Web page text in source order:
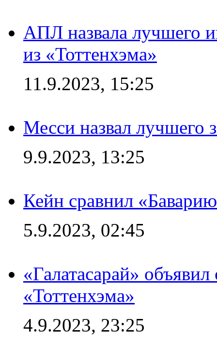
АПЛ назвала лучшего
из «Тоттенхэма»
11.9.2023, 15:25
Месси назвал лучшего
9.9.2023, 13:25
Кейн сравнил
5.9.2023, 02:45
«Галатасарай»
«Тоттенхэма»
4.9.2023, 23:25